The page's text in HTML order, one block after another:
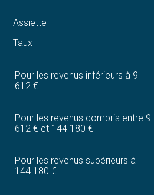
Assiette
Taux
Pour les revenus inférieurs à 9
612 €
Pour les revenus compris entre 9
612 € et 144 180 €
Pour les revenus supérieurs à
144 180 €